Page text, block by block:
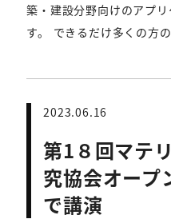
築・建設分野向けのアプ
す。 できるだけ多くの方
2023.06.16
第1８回マテ
究協会オープ
で講演